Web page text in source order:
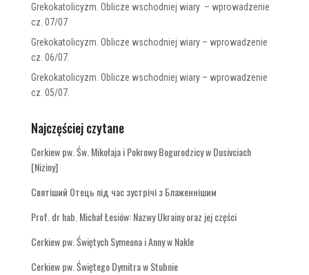
Grekokatolicyzm. Oblicze wschodniej wiary – wprowadzenie
cz. 07/07
Grekokatolicyzm. Oblicze wschodniej wiary – wprowadzenie
cz. 06/07.
Grekokatolicyzm. Oblicze wschodniej wiary – wprowadzenie
cz. 05/07.
Najczęściej czytane
Cerkiew pw. Św. Mikołaja i Pokrowy Bogurodzicy w Dusivciach
[Niziny]
Святіший Отець під час зустрічі з Блаженнішим
Prof. dr hab. Michał Łesiów: Nazwy Ukrainy oraz jej części
Cerkiew pw. Świętych Symeona i Anny w Nakle
Cerkiew pw. Świętego Dymitra w Stubnie